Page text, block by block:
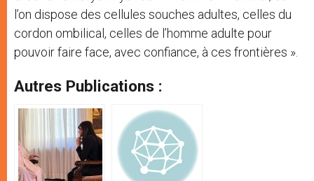
l’on dispose des cellules souches adultes, celles du
cordon ombilical, celles de l’homme adulte pour
pouvoir faire face, avec confiance, à ces frontières ».
Autres Publications :